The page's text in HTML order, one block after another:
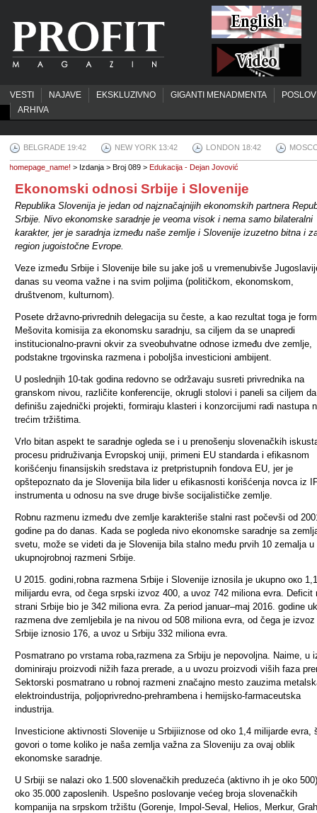
VESTI NAJAVE EKSKLUZIVNO GIGANTI MENADMENTA
ARHIVA
BELGRADE 19:42 NEW YORK 13:42 LONDON 18:42
homepage_name! > Izdanja > Broj 089 > Edukacija - Dejan Jovović
Ekonomski odnosi Srbije i Slovenije
Republika Slovenija je jedan od najznačajnijih ekonomskih partnera
Srbije. Nivo ekonomske saradnje je veoma visok i nema samo bilateralni
karakter, jer je saradnja između naše zemlje i Slovenije izuzetno bitna i
region jugoistočne Evrope.
Veze između Srbije i Slovenije bile su jake još u vremenubivše
danas su veoma važne i na svim poljima (političkom, ekonomskom,
društvenom, kulturnom).
Posete državno-privrednih delegacija su česte, a kao rezultat toga je
Mešovita komisija za ekonomsku saradnju, sa ciljem da se unapredi
institucionalno-pravni okvir za sveobuhvatne odnose između dve zemlje,
podstakne trgovinska razmena i poboljša investicioni ambijent.
U poslednjih 10-tak godina redovno se održavaju susreti privrednika na
granskom nivou, različite konferencije, okrugli stolovi i paneli sa ciljem
definišu zajednički projekti, formiraju klasteri i konzorcijumi radi nastupa
trećim tržištima.
Vrlo bitan aspekt te saradnje ogleda se i u prenošenju slovenačkih
procesu pridruživanja Evropskoj uniji, primeni EU standarda i efikasnom
korišćenju finansijskih sredstava iz pretpristupnih fondova EU, jer je
opštepoznato da je Slovenija bila lider u efikasnosti korišćenja novca iz
instrumenta u odnosu na sve druge bivše socijalističke zemlje.
Robnu razmenu između dve zemlje karakteriše stalni rast počevši od
godine pa do danas. Kada se pogleda nivo ekonomske saradnje sa
svetu, može se videti da je Slovenija bila stalno među prvih 10 zemalja u
ukupnojrobnoj razmeni Srbije.
U 2015. godini,robna razmena Srbije i Slovenije iznosila je ukupno око 1,1
milijardu evra, od čega srpski izvoz 400, a uvoz 742 miliona evra. Deficit
strani Srbije bio je 342 miliona evra. Za period januar–maj 2016. godine
razmenadve zemljebila je na nivou od 508 miliona evra, od čega je
Srbije iznosio 176, a uvoz u Srbiju 332 miliona evra.
Posmatrano po vrstama roba,razmena za Srbiju je nepovoljna. Naime, u
dominiraju proizvodi nižih faza prerade, a u uvozu proizvodi viših faza
Sektorski posmatrano u robnoj razmeni značajno mesto zauzima
elektroindustrija, poljoprivredno-prehrambena i hemijsko-farmaceutska
industrija.
Investicione aktivnosti Slovenije u Srbijiiznose od oko 1,4 milijarde evra,
govori o tome koliko je naša zemlja važna za Sloveniju za ovaj oblik
ekonomske saradnje.
U Srbiji se nalazi oko 1.500 slovenačkih preduzeća (aktivno ih je oko
oko 35.000 zaposlenih. Uspešno poslovanje većeg broja slovenačkih
kompanija na srpskom tržištu (Gorenje, Impol-Seval, Helios, Merkur, Grah